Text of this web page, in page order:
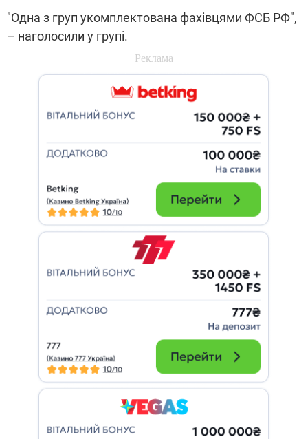
"Одна з груп укомплектована фахівцями ФСБ РФ",
– наголосили у групі.